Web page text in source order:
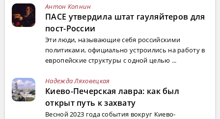
Антон Копнин
ПАСЕ утвердила штат гауляйтеров для
пост-России
Эти люди, называющие себя российскими
политиками, официально устроились на работу в
европейские структуры с одной целью ...
Надежда Ляховецкая
Киево-Печерская лавра: как был
открыт путь к захвату
Весной 2023 года события вокруг Киево-